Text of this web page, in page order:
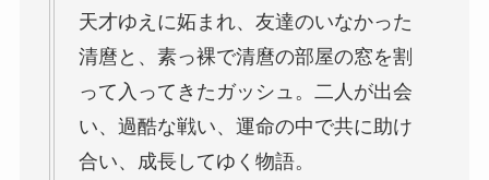
天才ゆえに妬まれ、友達のいなかった
清麿と、素っ裸で清麿の部屋の窓を割
って入ってきたガッシュ。二人が出会
い、過酷な戦い、運命の中で共に助け
合い、成長してゆく物語。